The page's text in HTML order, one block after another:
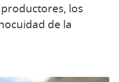
los
de la